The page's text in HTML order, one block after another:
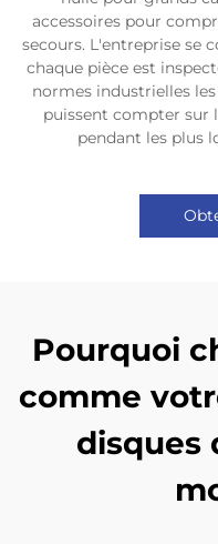
accessoires pour
secours. L'entreprise se
chaque pièce est
normes industrielles
puissent compter sur
pendant les plus
Pourquoi
comme
disques